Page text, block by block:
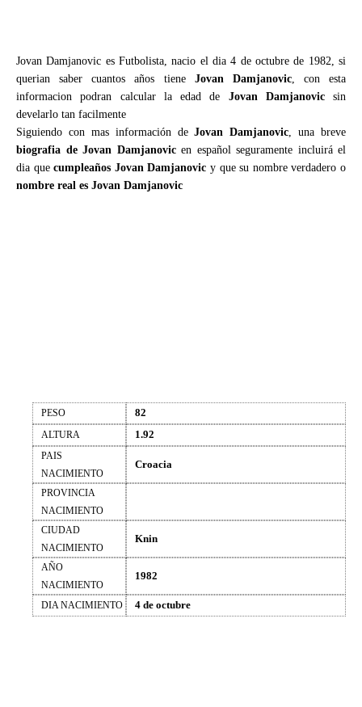
Jovan Damjanovic es Futbolista, nacio el dia 4 de octubre de 1982, si
querian saber cuantos años tiene Jovan Damjanovic, con esta
informacion podran calcular la edad de Jovan Damjanovicsin
develarlo tan facilmente
Siguiendo con mas información deJovan Damjanovic, una breve
biografia de Jovan Damjanovicen español seguramente incluirá el
dia quecumpleaños Jovan Damjanovic y que su nombre verdadero o
nombre real es Jovan Damjanovic
PESO 82
ALTURA 1.92
PAIS
NACIMIENTO
Croacia
PROVINCIA
NACIMIENTO
CIUDAD
NACIMIENTO
Knin
AÑO
NACIMIENTO
1982
DIA NACIMIENTO 4 de octubre